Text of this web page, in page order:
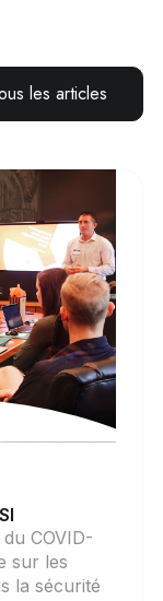
les articles
COVID-
sur les
la sécurité